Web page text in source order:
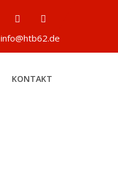
info@htb62.de
KONTAKT